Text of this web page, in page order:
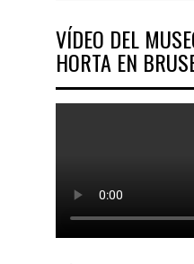
VÍDEO DEL
HORTA EN